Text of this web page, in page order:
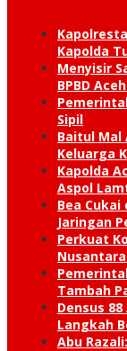
Kapolda
Menyisir
BPBD
Sipil
Baitul Mal
Keluarga
Kapolda
Aspol
Bea
Jaringan
Perkuat
Tambah
Densus
Langkah
Abu